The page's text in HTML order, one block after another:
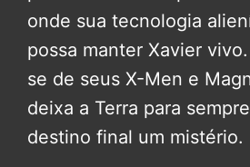
onde sua tecnologia
possa manter Xavier
se de seus X-Men e
deixa a Terra para
destino final um mistério.